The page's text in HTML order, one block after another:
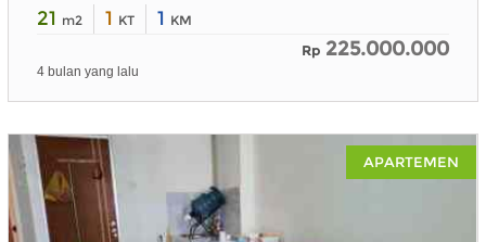
21 m2 1 KT 1 KM
Rp 225.000.000
4 bulan yang lalu
APARTEMEN